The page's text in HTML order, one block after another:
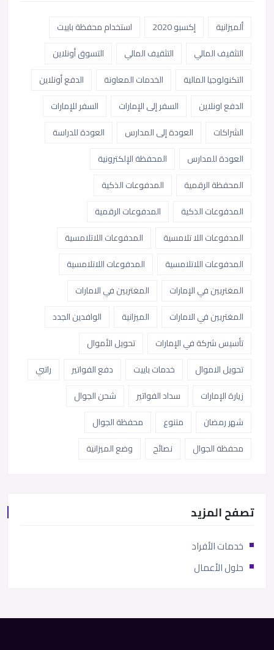
ألميزانية إكسبو 2020
استخدام محفظة باييت
التثقيف المالي
التثقيف المالي
التسوق أونلاين
التكنولوجيا المالية
الخدمات المعاونة
الدفع أونلاين
الدفع اونلاين
السفر إلى الإمارات
السفر للإمارات
الشراكات
العودة إلى المدارس
العودة للدراسة
العودة للمدارس
المحفظة الإلكترونية
المحفظة الرقمية
المدفوعات الذكية
المدفوعات الذكية
المدفوعات الرقمية
المدفوعات اللا تلامسية
المدفوعات اللاتلامسية
المدفوعات اللاتلامسية
المدفوعات اللاتلامسية
المغتربين في الإمارات
المغتربين في الامارات
المغتربين في الامارات
الميزانية
الوافدين الجدد
تأسيس شركة في الإمارات
تحويل الأموال
تحويل الاموال
خدمات باييت دفع الفواتير
راتبي
زيارة الإمارات
سداد الفواتير
شحن الجوال
شهر رمضان
متنوع
محفظة الجوال
محفظة الجوال
نصائح وضع الميزانية
تصفح المزيد
خدمات الأفراد
حلول الأعمال